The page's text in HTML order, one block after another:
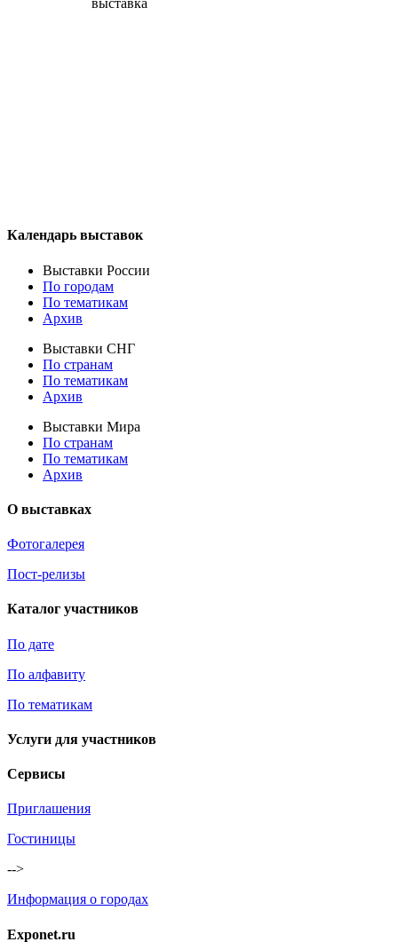
выставка
Календарь выставок
Выставки России
По городам
По тематикам
Архив
Выставки СНГ
По странам
По тематикам
Архив
Выставки Мира
По странам
По тематикам
Архив
О выставках
Фотогалерея
Пост-релизы
Каталог участников
По дате
По алфавиту
По тематикам
Услуги для участников
Сервисы
Приглашения
Гостиницы
-->
Информация о городах
Exponet.ru